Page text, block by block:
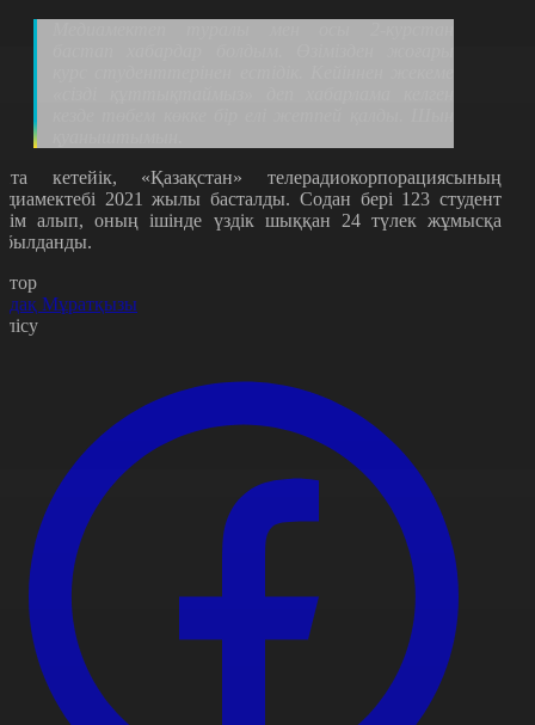
кетейік, «Қазақстан» телерадиокорпорациясының
2021 жылы басталды. Содан бері 123 студент
алып, оның ішінде үздік шыққан 24 түлек жұмысқа
Мұратқызы